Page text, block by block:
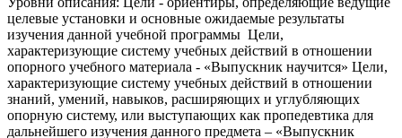
целевые установки и основные ожидаемые результаты
изучения данной учебной программы Цели,
характеризующие систему учебных действий в отношении
опорного учебного материала - «Выпускник научится» Цели,
характеризующие систему учебных действий в отношении
знаний, умений, навыков, расширяющих и углубляющих
опорную систему, или выступающих как пропедевтика для
дальнейшего изучения данного предмета – «Выпускник